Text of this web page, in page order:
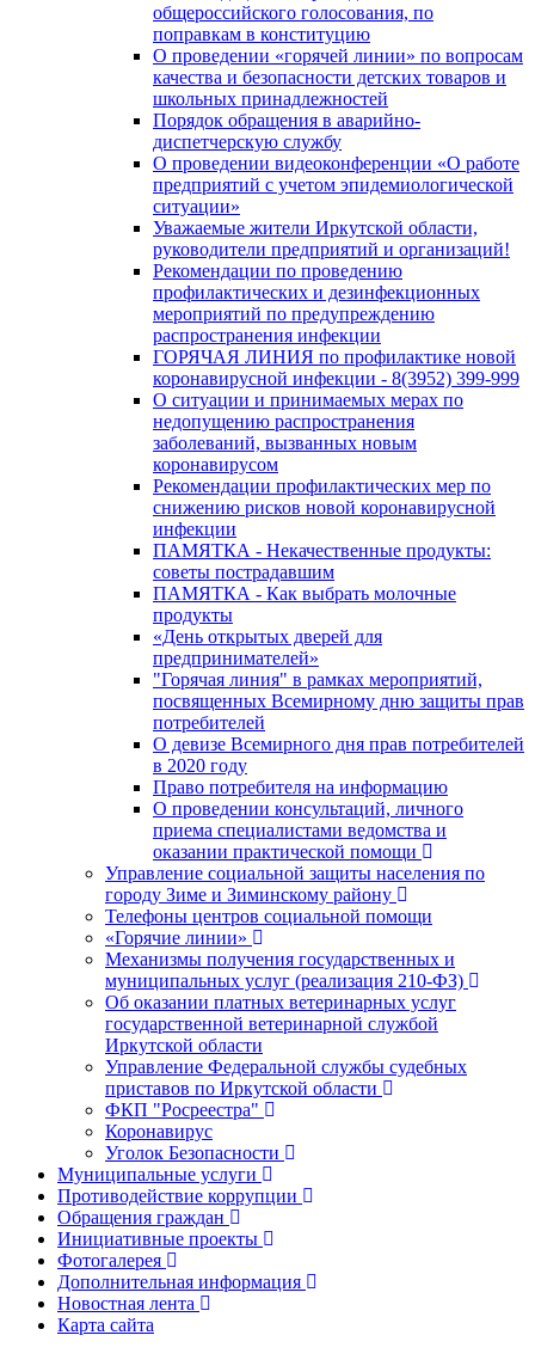
общероссийского голосования, по
поправкам в конституцию
О проведении «горячей линии» по вопросам
качества и безопасности детских товаров и
школьных принадлежностей
Порядок обращения в аварийно-
диспетчерскую службу
О проведении видеоконференции «О работе
предприятий с учетом эпидемиологической
ситуации»
Уважаемые жители Иркутской области,
руководители предприятий и организаций!
Рекомендации по проведению
профилактических и дезинфекционных
мероприятий по предупреждению
распространения инфекции
ГОРЯЧАЯ ЛИНИЯ по профилактике новой
коронавирусной инфекции - 8(3952) 399-999
О ситуации и принимаемых мерах по
недопущению распространения
заболеваний, вызванных новым
коронавирусом
Рекомендации профилактических мер по
снижению рисков новой коронавирусной
инфекции
ПАМЯТКА - Некачественные продукты:
советы пострадавшим
ПАМЯТКА - Как выбрать молочные
продукты
«День открытых дверей для
предпринимателей»
"Горячая линия" в рамках мероприятий,
посвященных Всемирному дню защиты прав
потребителей
О девизе Всемирного дня прав потребителей
в 2020 году
Право потребителя на информацию
О проведении консультаций, личного
приема специалистами ведомства и
оказании практической помощи
Управление социальной защиты населения по
городу Зиме и Зиминскому району
Телефоны центров социальной помощи
«Горячие линии»
Механизмы получения государственных и
муниципальных услуг (реализация 210-ФЗ)
Об оказании платных ветеринарных услуг
государственной ветеринарной службой
Иркутской области
Управление Федеральной службы судебных
приставов по Иркутской области
ФКП "Росреестра"
Коронавирус
Уголок Безопасности
Муниципальные услуги
Противодействие коррупции
Обращения граждан
Инициативные проекты
Фотогалерея
Дополнительная информация
Новостная лента
Карта сайта